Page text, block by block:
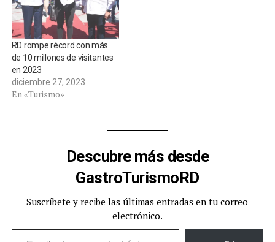
RD rompe récord con más
de 10 millones de visitantes
en 2023
diciembre 27, 2023
En «Turismo»
Descubre más desde
GastroTurismoRD
Suscríbete y recibe las últimas entradas en tu correo
electrónico.
Escribe tu correo electrónico…